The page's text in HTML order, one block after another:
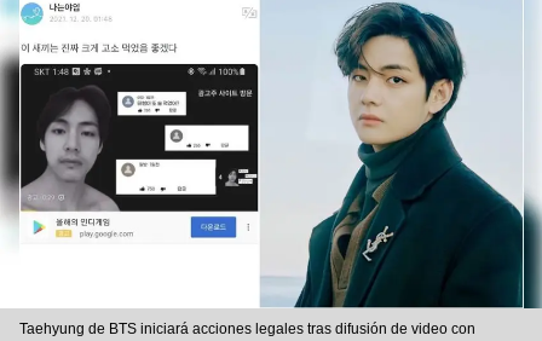
Taehyung de BTS iniciará acciones legales tras difusión de video con